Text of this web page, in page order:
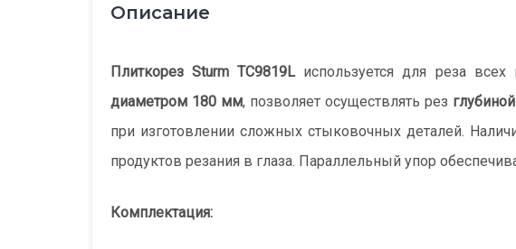
Описание
Плиткорез Sturm TC9819Lиспользуется для реза всех
диаметром 180 мм, позволяет осуществлять рез
при изготовлении сложных стыковочных деталей.
продуктов резания в глаза. Параллельный упор
Комплектация: